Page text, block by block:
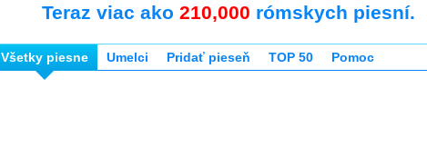
Teraz viac ako 210,000 rómskych piesní.
Všetky piesne Umelci Pridať pieseň TOP 50 Pomoc